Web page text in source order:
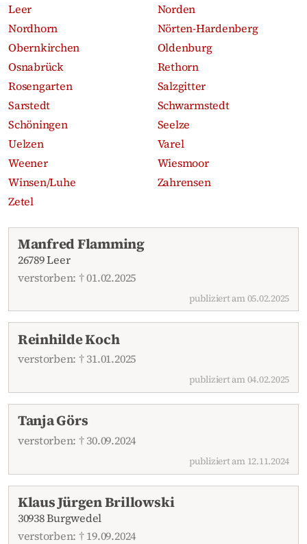
Leer
Norden
Nordhorn
Nörten-Hardenberg
Obernkirchen
Oldenburg
Osnabrück
Rethorn
Rosengarten
Salzgitter
Sarstedt
Schwarmstedt
Schöningen
Seelze
Uelzen
Varel
Weener
Wiesmoor
Winsen/Luhe
Zahrensen
Zetel
Aktuelle Traueranzeigen
Manfred Flamming
26789 Leer
verstorben: † 01.02.2025
publiziert am 05.02.2025
Reinhilde Koch
verstorben: † 31.01.2025
publiziert am 04.02.2025
Tanja Görs
verstorben: † 30.09.2024
publiziert am 12.11.2024
Klaus Jürgen Brillowski
30938 Burgwedel
verstorben: † 19.09.2024